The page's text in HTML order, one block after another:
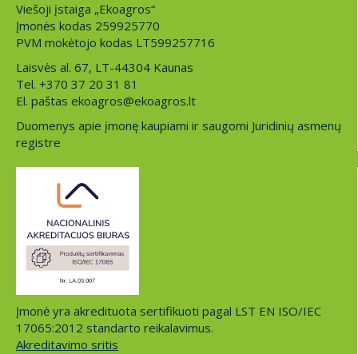
Viešoji įstaiga „Ekoagros“
Įmonės kodas 259925770
PVM mokėtojo kodas LT599257716
Laisvės al. 67, LT-44304 Kaunas
Tel. +370 37 20 31 81
El. paštas ekoagros@ekoagros.lt
Duomenys apie įmonę kaupiami ir saugomi Juridinių asmenų
registre
Įmonė yra akredituota sertifikuoti pagal LST EN ISO/IEC
17065:2012 standarto reikalavimus.
Akreditavimo sritis